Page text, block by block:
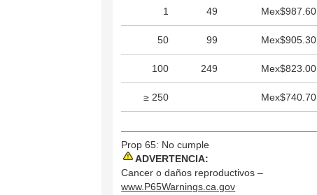
1 49 Mex$987.60
50 99 Mex$905.30
100 249 Mex$823.00
≥ 250 Mex$740.70
Prop 65: No cumple
ADVERTENCIA:
Cancer o daños reproductivos –
www.P65Warnings.ca.gov